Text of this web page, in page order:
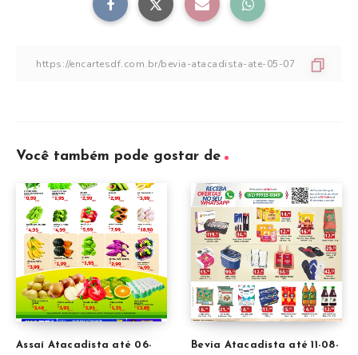
Você também pode gostar de
Assaí Atacadista até 06-
Bevia Atacadista até 11-08-